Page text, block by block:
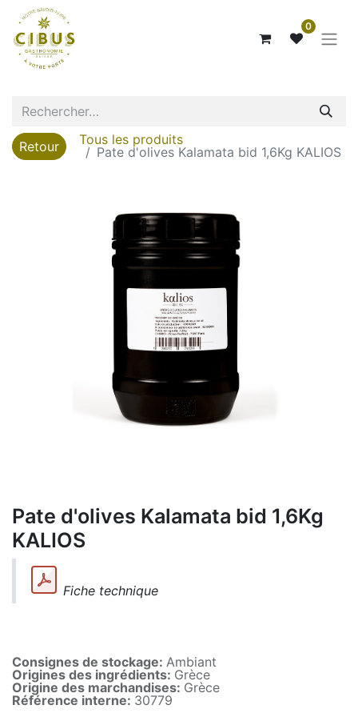
0
Retour
Tous les produits
Pate d'olives Kalamata bid 1,6Kg KALIOS
Pate d'olives Kalamata bid 1,6Kg
KALIOS
Fiche technique
Consignes de stockage: Ambiant
Origines des ingrédients: Grèce
Origine des marchandises: Grèce
Référence interne: 30779